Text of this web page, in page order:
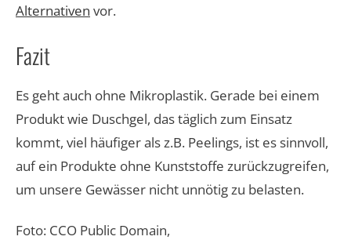
Alternativen vor.
Fazit
Es geht auch ohne Mikroplastik. Gerade bei einem
Produkt wie Duschgel, das täglich zum Einsatz
kommt, viel häufiger als z.B. Peelings, ist es sinnvoll,
auf ein Produkte ohne Kunststoffe zurückzugreifen,
um unsere Gewässer nicht unnötig zu belasten.
Foto: CCO Public Domain,